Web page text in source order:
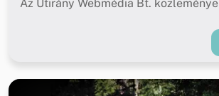
Az Útirány Webmédia Bt. közleménye